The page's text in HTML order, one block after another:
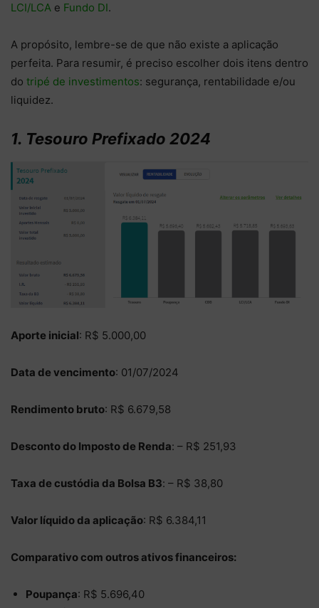
LCI/LCA e Fundo DI.
A propósito, lembre-se de que não existe a aplicação
perfeita. Para resumir, é preciso escolher dois itens dentro
do tripé de investimentos: segurança, rentabilidade e/ou
liquidez.
1. Tesouro Prefixado 2024
Aporte inicial: R$ 5.000,00
Data de vencimento: 01/07/2024
Rendimento bruto: R$ 6.679,58
Desconto do Imposto de Renda: – R$ 251,93
Taxa de custódia da Bolsa B3: – R$ 38,80
Valor líquido da aplicação: R$ 6.384,11
Comparativo com outros ativos financeiros:
Poupança: R$ 5.696,40